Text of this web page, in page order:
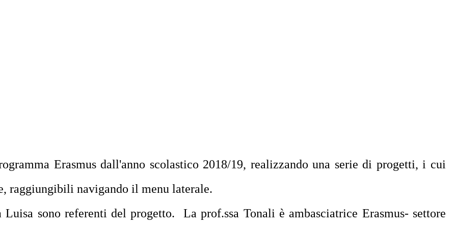
Erasmus dall'anno scolastico 2018/19, realizzando una serie di progetti, i cui
raggiungibili navigando il menu laterale.
sono referenti del progetto. La prof.ssa Tonali è ambasciatrice Erasmus- settore